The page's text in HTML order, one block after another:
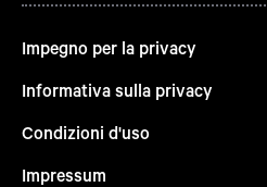
Impegno per la privacy
Informativa sulla privacy
Condizioni d'uso
Impressum